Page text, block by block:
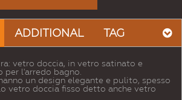
ADDITIONAL TAG
vetro doccia, in vetro satinato e
l'arredo bagno.
un design elegante e pulito, spesso
vetro doccia fisso detto anche vetro